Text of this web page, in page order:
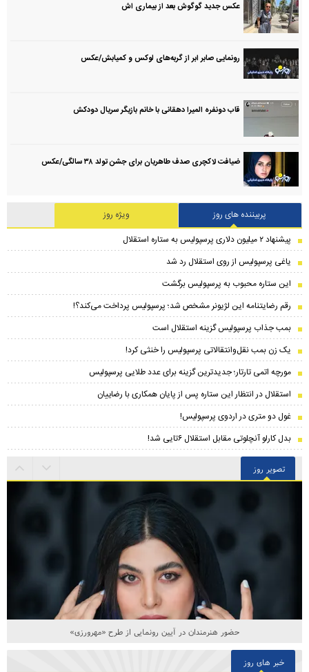
عکس جدید گوگوش بعد از بیماری اش
رونمایی صابر ابر از گربه‌های لوکس و کمیابش/عکس
قاب دونفره المیرا دهقانی با خانم بازیگر سریال دودکش
ضیافت لاکچری صدف طاهریان برای جشن تولد ۳۸ سالگی‌/عکس
پربیننده های روز
ویژه روز
پیشنهاد ۲ میلیون دلاری پرسپولیس به ستاره استقلال
یاغی پرسپولیس از روی استقلال رد شد
این ستاره محبوب به پرسپولیس برگشت
رقم رضایتنامه این لژیونر مشخص شد؛ پرسپولیس پرداخت می‌کند؟!
بمب جذاب پرسپولیس گزینه استقلال است
یک زن بمب نقل‌وانتقالاتی پرسپولیس را خنثی کرد!
مورچه اتمی تارتار؛ جدیدترین گزینه برای عدد طلایی پرسپولیس
استقلال در انتظار این ستاره پس از پایان همکاری با رضاییان
غول دو متری در اردوی پرسپولیس!
بدل کارلو آنچلوتی مقابل استقلال ۶تایی شد!
تصویر روز
حضور هنرمندان در آیین رونمایی از طرح «مهرورزی»
خبر های روز